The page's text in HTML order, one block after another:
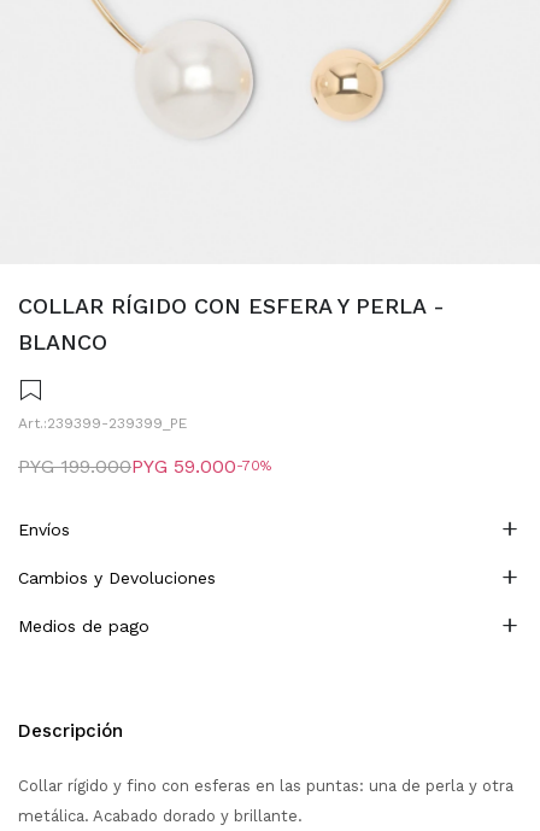
COLLAR RÍGIDO CON ESFERA Y PERLA -
BLANCO
239399-239399_PE
PYG 59.000
PYG 199.000 70
Envíos
Cambios y Devoluciones
Medios de pago
Descripción
Collar rígido y fino con esferas en las puntas: una de perla y otra
metálica. Acabado dorado y brillante.